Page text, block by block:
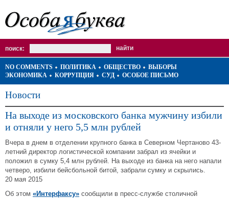
поиск:
NO COMMENTS ПОЛИТИКА ОБЩЕСТВО
ВЫБОРЫ
ЭКОНОМИКА
КОРРУПЦИЯ СУД ОСОБОЕ ПИСЬМО
Новости
На выходе из московского банка мужчину избили
и отняли у него 5,5 млн рублей
Вчера в днем в отделении крупного банка в Северном Чертаново 43-
летний директор логистической компании забрал из ячейки и
положил в сумку 5,4 млн рублей. На выходе из банка на него напали
четверо, избили бейсбольной битой, забрали сумку и скрылись.
20 мая 2015
Об этом «Интерфаксу» сообщили в пресс-службе столичной